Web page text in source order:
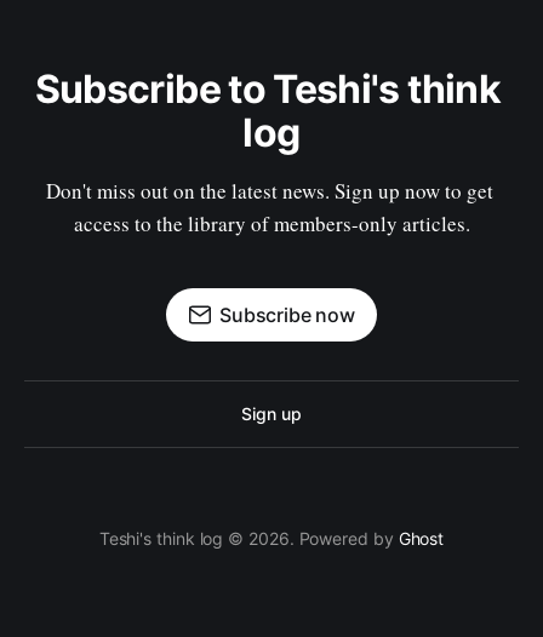
Subscribe to Teshi's think
log
Don't miss out on the latest news. Sign up now to get
access to the library of members-only articles.
Subscribe now
Sign up
Teshi's think log © 2026. Powered by Ghost